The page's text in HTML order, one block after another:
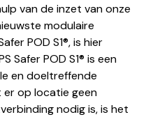
van de inzet van onze
modulaire
POD S1®, is hier
Safer POD S1® is een
en doeltreffende
er op locatie geen
nodig is, is het